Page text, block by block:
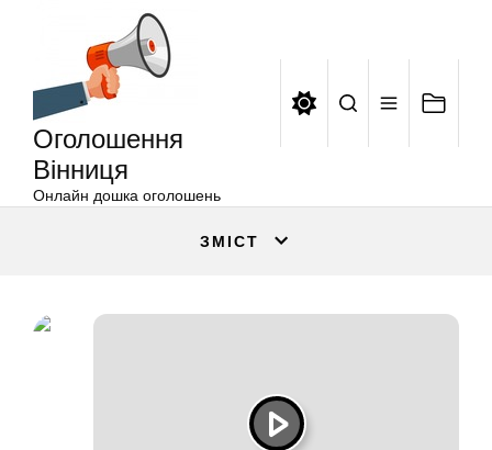
Оголошення
Вінниця
Онлайн дошка оголошень
ЗМІСТ